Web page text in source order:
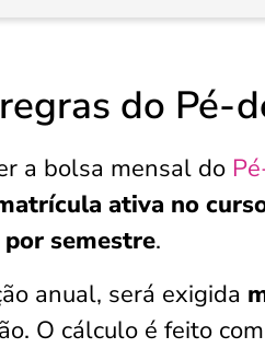
do Pé-
a bolsa mensal do
ativa no
semestre.
anual, será exigida
O cálculo é feito